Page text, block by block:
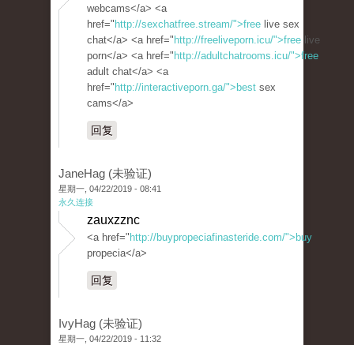
webcams</a> <a
href=" http://sexchatfree.stream/">free live sex
chat</a> <a href=" http://freeliveporn.icu/">free live
porn</a> <a href=" http://adultchatrooms.icu/">free
adult chat</a> <a
href=" http://interactiveporn.ga/">best sex
cams</a>
回复
JaneHag (未验证)
星期一, 04/22/2019 - 08:41
永久连接
zauxzznc
<a href=" http://buypropeciafinasteride.com/">buy
propecia</a>
回复
IvyHag (未验证)
星期一, 04/22/2019 - 11:32